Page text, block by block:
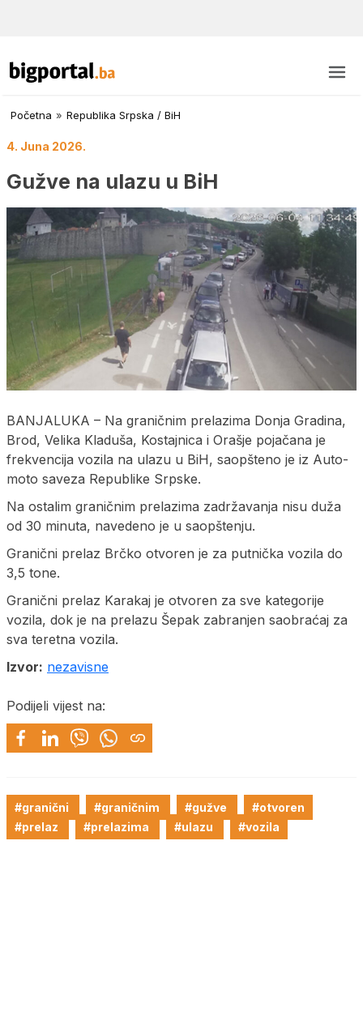
Početna » Republika Srpska / BiH
4. Juna 2026.
Gužve na ulazu u BiH
BANJALUKA – Na graničnim prelazima Donja Gradina,
Brod, Velika Kladuša, Kostajnica i Orašje pojačana je
frekvencija vozila na ulazu u BiH, saopšteno je iz Auto-
moto saveza Republike Srpske.
Na ostalim graničnim prelazima zadržavanja nisu duža
od 30 minuta, navedeno je u saopštenju.
Granični prelaz Brčko otvoren je za putnička vozila do
3,5 tone.
Granični prelaz Karakaj je otvoren za sve kategorije
vozila, dok je na prelazu Šepak zabranjen saobraćaj za
sva teretna vozila.
Izvor: nezavisne
Podijeli vijest na:
#granični #graničnim #gužve
#otvoren
#prelaz
#prelazima #ulazu #vozila